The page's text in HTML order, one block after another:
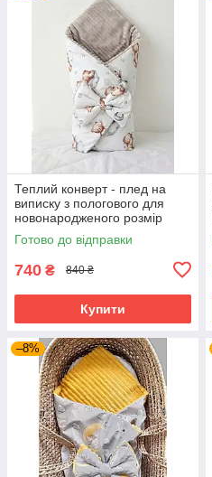
Теплий конверт - плед на
виписку з пологового для
новонародженого розмір
90х80 см BST ведмедики
Готово до відправки
740 ₴ 840 ₴
Купити
–8%